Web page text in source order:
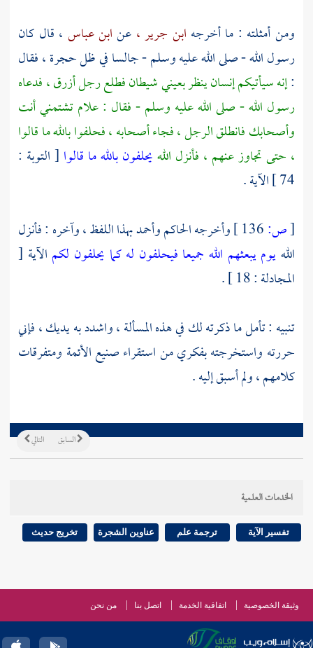
ومن أمثلته : ما أخرجه ابن جرير ، عنابن عباس ، قال كان
رسول الله - صلى الله عليه وسلم - جالسا في ظل حجرة ، فقال
:إنه سيأتيكم إنسان ينظر بعيني شيطان فطلع رجل أزرق ، فدعاه
رسول الله - صلى الله عليه وسلم - فقال : علام تشتمني أنت
وأصحابك فانطلق الرجل ، فجاء أصحابه ، فحلفوا بالله ما قالوا
، حتى تجاوز عنهم ، فأنزل اللهيحلفون بالله ما قالوا [ التوبة :
74 ] الآية .
[ص: وأخرجهالحاكموأحمدبهذا اللفظ ، وآخره : فأنزل
اللهيوم يبعثهم الله جميعا فيحلفون له كما يحلفون لكم الآية [
المجادلة : 18 ] .
تنبيه : تأمل ما ذكرته لك في هذه المسألة ، واشدد به يديك ، فإني
حررته واستخرجته بفكري من استقراء صنيع الأئمة ومتفرقات
كلامهم ، ولم أسبق إليه .
التالي السابق
الخدمات العلمية
تفسير الآية ترجمة علم عناوين الشجرة تخريج حديث
وثيقة الخصوصية اتفاقية الخدمة اتصل بنا من نحن